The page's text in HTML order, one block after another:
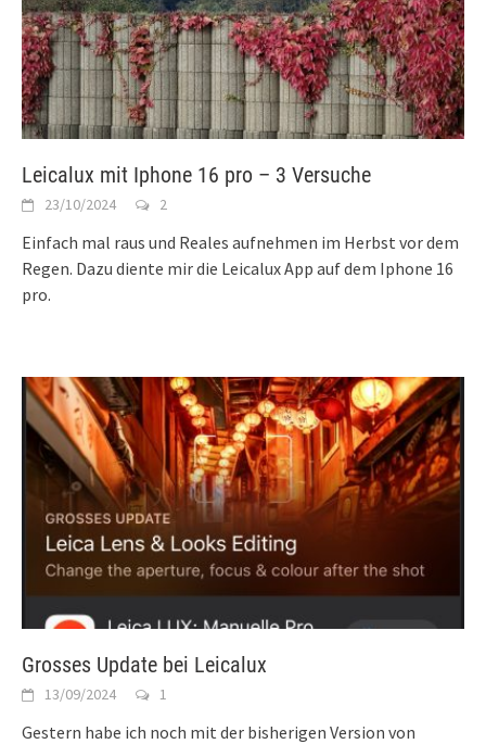
Leicalux mit Iphone 16 pro – 3 Versuche
23/10/2024 2
Einfach mal raus und Reales aufnehmen im Herbst vor dem
Regen. Dazu diente mir die Leicalux App auf dem Iphone 16
pro.
Grosses Update bei Leicalux
13/09/2024 1
Gestern habe ich noch mit der bisherigen Version von